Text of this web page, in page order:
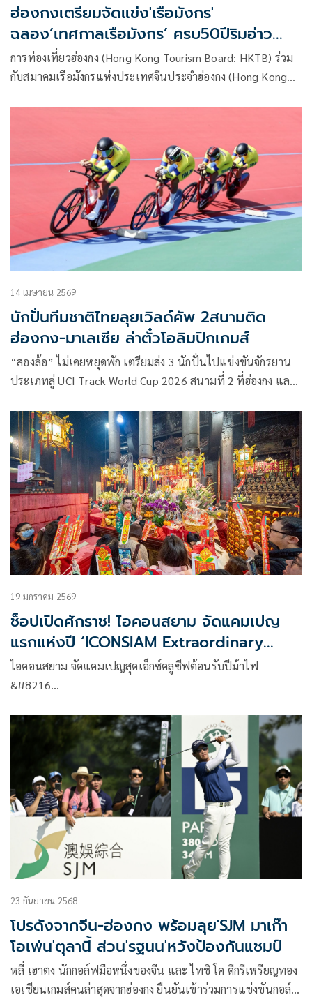
ฮ่องกงเตรียมจัดแข่ง'เรือมังกร'
ฉลอง‘เทศกาลเรือมังกร’ ครบ50ปีริมอ่าว
นาน13วัน
การท่องเที่ยวฮ่องกง (Hong Kong Tourism Board: HKTB) ร่วม
กับสมาคมเรือมังกรแห่งประเทศจีนประจำฮ่องกง (Hong Kong
ในวาระครบรอบ 50 ปี โดยการแข่งขันจะมีขึ้นวันที่ 27–28
มิถุนายน พร้อมต้อนรับนักกีฬากว่า 4,500 คน กว่า 220 ทีม และ
16 ประเทศและภูมิภาค ที่จะมาร่วมสร้างสีสันให้กับอ่าววิคตอเรีย
ในช่วงสุดสัปดาห์ โดยมีทีม Dragon Boat Thailand ตัวแทน
ฝีพายจากประเทศไทย ที่ทุ่มฝึกซ้อมหนักถึง 6 วันต่อสัปดาห์ เพื่อ
เตรียมเผชิญหน้ากับทีมชั้นนำจากนานาประเทศอย่างเต็ม
14 เมษายน 2569
นักปั่นทีมชาติไทยลุยเวิลด์คัพ 2สนามติด
ฮ่องกง-มาเลเซีย ล่าตั๋วโอลิมปิกเกมส์
“สองล้อ” ไม่เคยหยุดพัก เตรียมส่ง 3 นักปั่นไปแข่งขันจักรยาน
ประเภทลู่ UCI Track World Cup 2026 สนามที่ 2 ที่ฮ่องกง และ
สู่การแข่งขันจักรยานประเภทลู่ชิงแชมป์โลก UCI Track World
Championships 2026 ที่นครเซี่ยงไฮ้ ประเทศจีน ในเดือน
ตุลาคม และโอลิมปิกเกมส์ 2028 ที่นครลอสแอนเจลิส ประเทศ
สหรัฐอเมริกา
19 มกราคม 2569
ช็อปเปิดศักราช! ไอคอนสยาม จัดแคมเปญ
แรกแห่งปี ‘ICONSIAM Extraordinary
Experience’
ไอคอนสยาม จัดแคมเปญสุดเอ็กซ์คลูซีฟต้อนรับปีม้าไฟ
&#8216…
23 กันยายน 2568
โปรดังจากจีน-ฮ่องกง พร้อมลุย'SJM มาเก๊า
โอเพ่น'ตุลานี้ ส่วน'รฐนน'หวังป้องกันแชมป์
หลี่ เฮาตง นักกอล์ฟมือหนึ่งของจีน และ ไทชิ โค ดีกรีเหรียญทอง
เอเชียนเกมส์คนล่าสุดจากฮ่องกง ยืนยันเข้าร่วมการแข่งขันกอล์ฟ